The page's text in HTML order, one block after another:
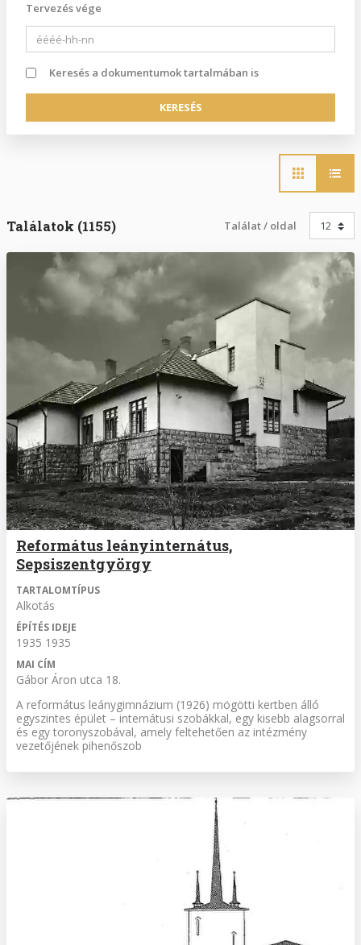
Tervezés vége
Keresés a dokumentumok tartalmában is
Main
navigation
Találatok (1155) Találat / oldal
Református leányinternátus,
Sepsiszentgyörgy
TARTALOMTÍPUS
Alkotás
ÉPÍTÉS IDEJE
1935 1935
MAI CÍM
Gábor Áron utca 18.
A református leánygimnázium (1926) mögötti kertben álló
egyszintes épület – internátusi szobákkal, egy kisebb alagsorral
és egy toronyszobával, amely feltehetően az intézmény
vezetőjének pihenőszob